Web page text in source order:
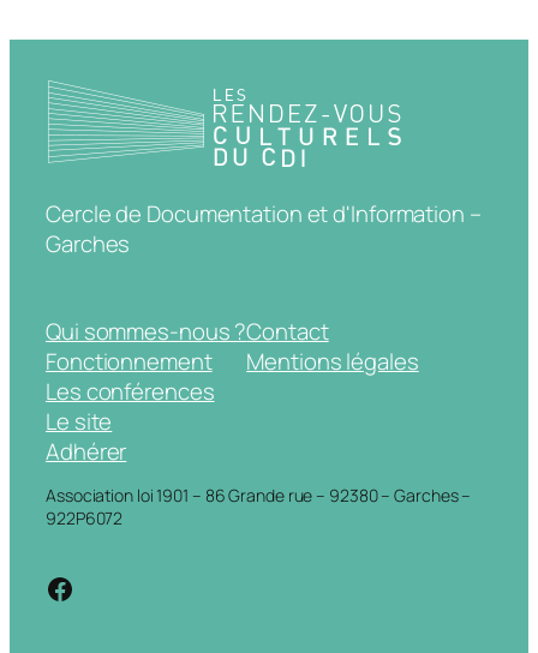
Cercle de Documentation et d'Information –
Garches
Qui sommes-nous ?
Fonctionnement
Les conférences
Le site
Adhérer
Contact
Mentions légales
Association loi 1901 – 86 Grande rue – 92380 – Garches –
922P6072
https://www.facebook.com/